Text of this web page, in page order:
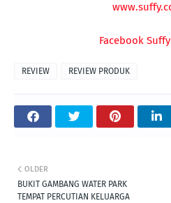
Facebook
REVIEW REVIEW PRODUK
OLDER
BUKIT GAMBANG WATER PARK
TEMPAT PERCUTIAN KELUARGA